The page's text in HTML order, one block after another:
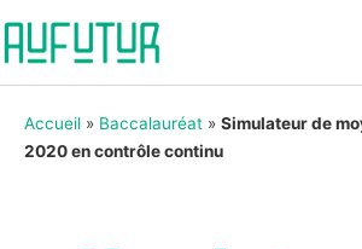
Accueil » Baccalauréat » Simulateur de
2020 en contrôle continu